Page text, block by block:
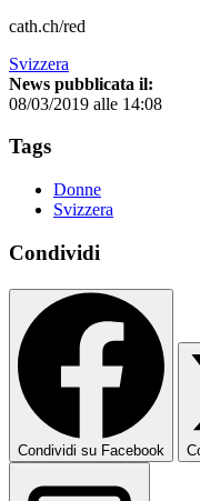
cath.ch/red
Svizzera
News pubblicata il:
08/03/2019 alle 14:08
Tags
Donne
Svizzera
Condividi
Condividi su Facebook